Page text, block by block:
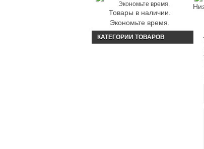
Товары в наличии.
Экономьте время.
КАТЕГОРИИ ТОВАРОВ